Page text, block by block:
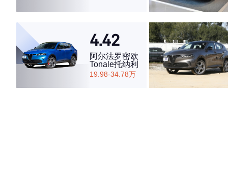
4.42
阿尔法罗密欧
Tonale托纳利
19.98-34.78万